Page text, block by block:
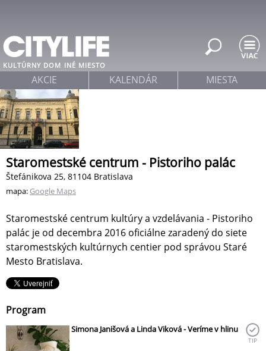
KULTÚRNY DOM INÉ MIESTO
Staromestské centrum - Pistoriho palác
Štefánikova 25, 81104 Bratislava
mapa: Google Maps
Staromestské centrum kultúry a vzdelávania - Pistoriho
palác je od decembra 2016 oficiálne zaradený do siete
staromestských kultúrnych centier pod správou Staré
Mesto Bratislava.
Program
Simona Janišová a Linda Viková - Veríme v hlinu
TIP
AKCIE KALENDÁR MIESTA